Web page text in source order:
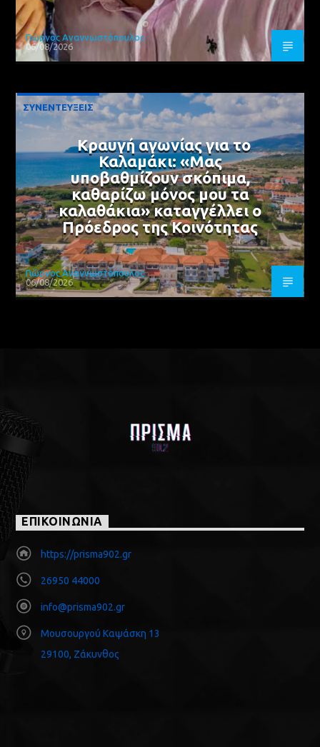
Γιώργος Αναγνωστόπουλος
06/08/2026
ΣΥΝΕΝΤΕΥΞΕΙΣ
Κραυγή αγωνίας για το
Καλαμάκι: «Μας
υποβαθμίζουν σκόπιμα,
καθαρίζω μόνος μου τα
καλαθάκια» καταγγέλλει ο
Πρόεδρος της Κοινότητας
Γιώργος Αναγνωστόπουλος
06/08/2026
ΕΠΙΚΟΙΝΩΝΙΑ
https://prisma902.gr
26950 44000
info@prisma902.gr
Μουσουργού Καψάσκη 13
29100, Ζάκυνθος